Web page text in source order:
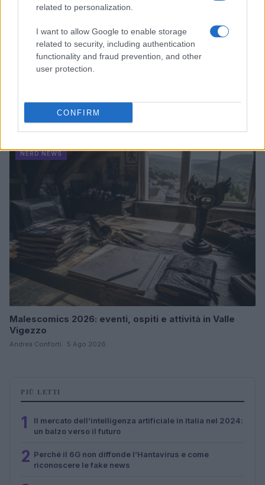
related to personalization.
I want to allow Google to enable storage
related to security, including authentication
functionality and fraud prevention, and other
user protection.
CONFIRM
Boom del settore tech italiano: 652 milioni in venture
capital nel primo semestre 2026
NERD NEWS
Malescomics 2026: eventi, ospiti e attività in Valle
Vigezzo
Andrea Conforti · 5 Ago 2026
PIÙ LETTI
1
Il mercato dell’intelligenza artificiale in Italia nel 2024:
un balzo verso il futuro
2 Perché il 6G non diffonde l’Hantavirus e come
riconoscere le fake news